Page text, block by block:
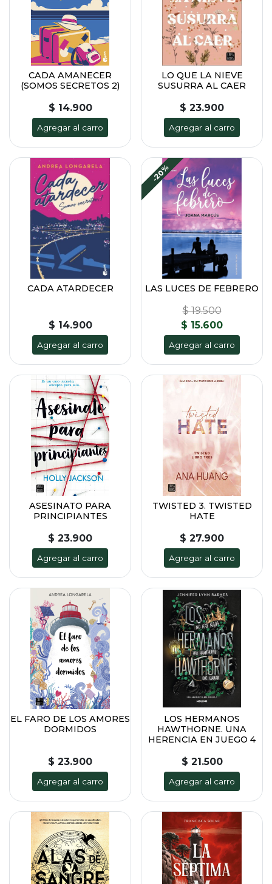
CADA AMANECER
(SOMOS SECRETOS 2)
$ 14.900
Agregar al carro
LO QUE LA NIEVE
SUSURRA AL CAER
$ 23.900
Agregar al carro
CADA ATARDECER
$ 14.900
Agregar al carro
-20%
LAS LUCES DE FEBRERO
$ 19.500
$ 15.600
Agregar al carro
ASESINATO PARA
PRINCIPIANTES
$ 23.900
Agregar al carro
TWISTED 3. TWISTED
HATE
$ 27.900
Agregar al carro
EL FARO DE LOS AMORES
DORMIDOS
$ 23.900
Agregar al carro
LOS HERMANOS
HAWTHORNE. UNA
HERENCIA EN JUEGO 4
$ 21.500
Agregar al carro